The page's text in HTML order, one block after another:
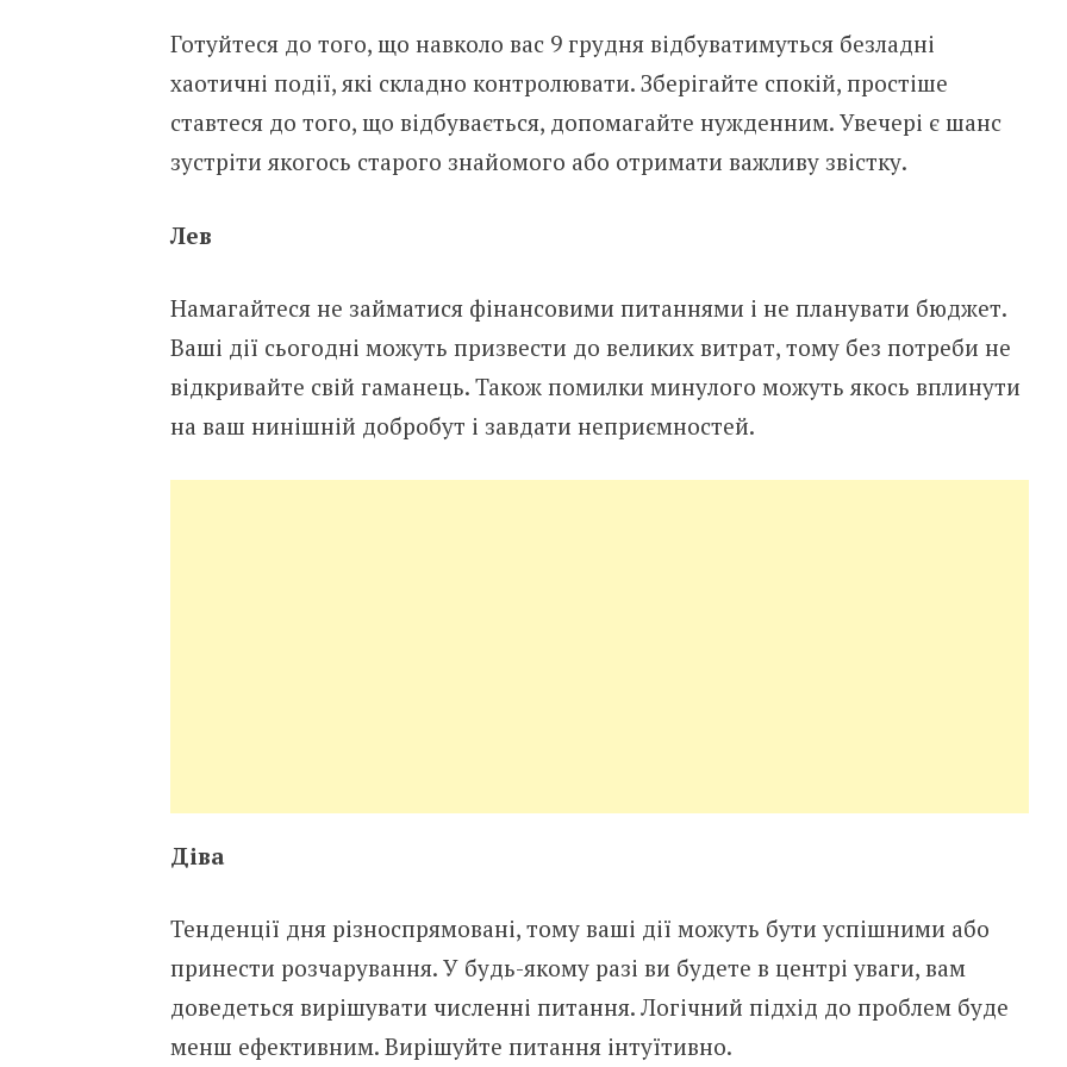
Готуйтеся до того, що навколо вас 9 грудня відбуватимуться безладні
хаотичні події, які складно контролювати. Зберігайте спокій, простіше
ставтеся до того, що відбувається, допомагайте нужденним. Увечері є шанс
зустріти якогось старого знайомого або отримати важливу звістку.
Лев
Намагайтеся не займатися фінансовими питаннями і не планувати бюджет.
Ваші дії сьогодні можуть призвести до великих витрат, тому без потреби не
відкривайте свій гаманець. Також помилки минулого можуть якось вплинути
на ваш нинішній добробут і завдати неприємностей.
Діва
Тенденції дня різноспрямовані, тому ваші дії можуть бути успішними або
принести розчарування. У будь-якому разі ви будете в центрі уваги, вам
доведеться вирішувати численні питання. Логічний підхід до проблем буде
менш ефективним. Вирішуйте питання інтуїтивно.